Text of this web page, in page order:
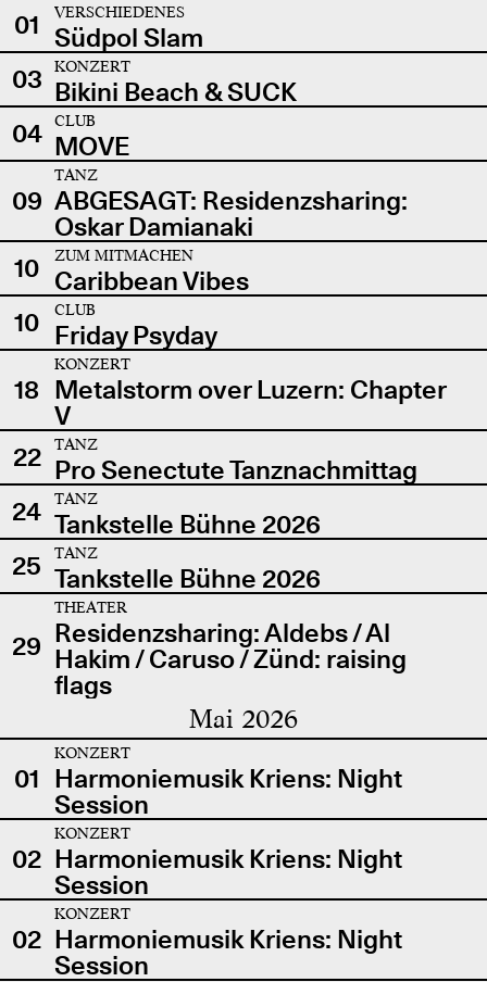
01
VERSCHIEDENES
Südpol Slam
03
KONZERT
Bikini Beach & SUCK
04
CLUB
MOVE
09
TANZ
ABGESAGT: Residenzsharing:
Oskar Damianaki
10
ZUM MITMACHEN
Caribbean Vibes
10
CLUB
Friday Psyday
18
KONZERT
Metalstorm over Luzern: Chapter
V
22
TANZ
Pro Senectute Tanznachmittag
24
TANZ
Tankstelle Bühne 2026
25
TANZ
Tankstelle Bühne 2026
29
THEATER
Residenzsharing: Aldebs / Al
Hakim / Caruso / Zünd: raising
flags
Mai 2026
01
KONZERT
Harmoniemusik Kriens: Night
Session
02
KONZERT
Harmoniemusik Kriens: Night
Session
02
KONZERT
Harmoniemusik Kriens: Night
Session